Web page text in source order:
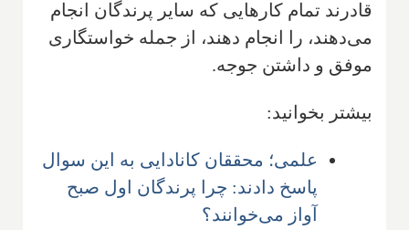
قادرند تمام کارهایی که سایر پرندگان انجام
می‌دهند، را انجام دهند، از جمله خواستگاری
موفق و داشتن جوجه.
بیشتر بخوانید:
علمی؛ محققان کانادایی به این سوال
پاسخ دادند: چرا پرندگان اول صبح
آواز می‌خوانند؟